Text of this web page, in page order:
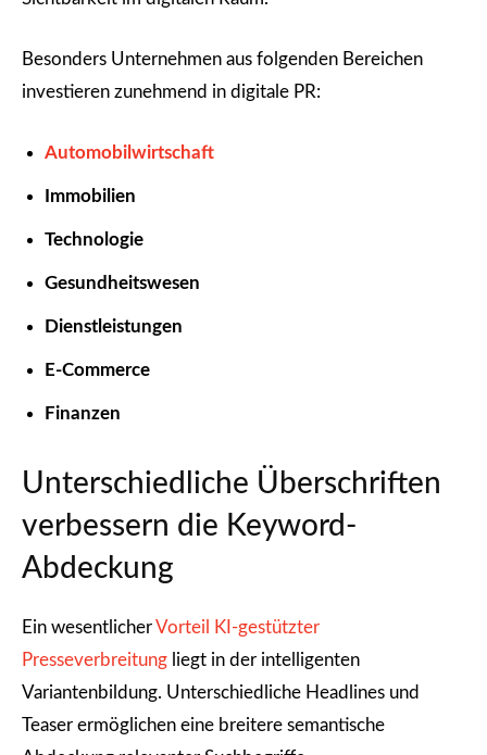
Besonders Unternehmen aus folgenden Bereichen
investieren zunehmend in digitale PR:
Automobilwirtschaft
Immobilien
Technologie
Gesundheitswesen
Dienstleistungen
E-Commerce
Finanzen
Unterschiedliche Überschriften
verbessern die Keyword-
Abdeckung
Ein wesentlicherVorteil KI-gestützter
Presseverbreitung liegt in der intelligenten
Variantenbildung. Unterschiedliche Headlines und
Teaser ermöglichen eine breitere semantische